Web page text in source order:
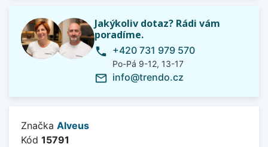
Jakýkoliv dotaz? Rádi vám
poradíme.
phone +420 731 979 570
Po-Pá 9-12, 13-17
mail_outline info@trendo.cz
Značka Alveus
Kód 15791